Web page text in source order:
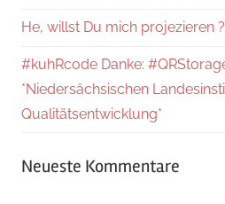
He, willst Du mich projezieren ?
#kuhRcode Danke:
*Niedersächsischen
Qualitätsentwicklung*
Neueste Kommentare